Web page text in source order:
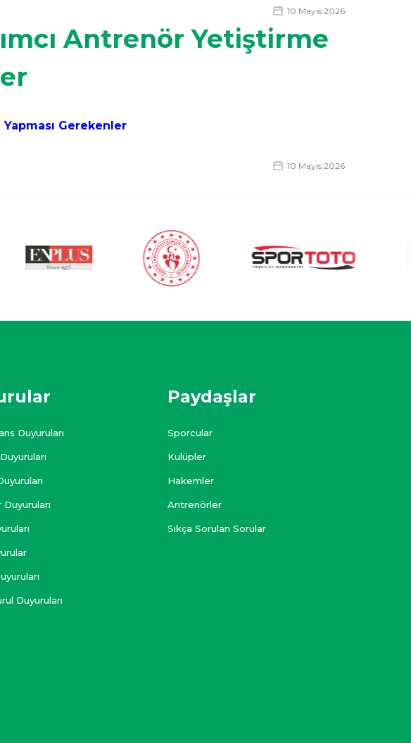
10 Mayıs 2026
Antrenör Yetiştirme
Gerekenler
10 Mayıs 2026
Duyuruları
Duyuruları
Paydaşlar
Sporcular
Kulüpler
Hakemler
Antrenörler
Sıkça Sorulan Sorular